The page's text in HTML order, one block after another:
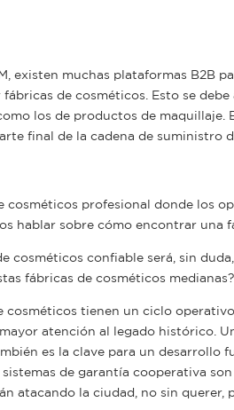
existen muchas plataformas B2B
de cosméticos. Esto se
los de productos de
final de la cadena de suministro
cosméticos profesional donde los
hablar sobre cómo encontrar una
cosméticos confiable será, sin
fábricas de cosméticos
cosméticos tienen un ciclo operativo
atención al legado histórico.
es la clave para un desarrollo
de garantía cooperativa
atacando la ciudad, no sin